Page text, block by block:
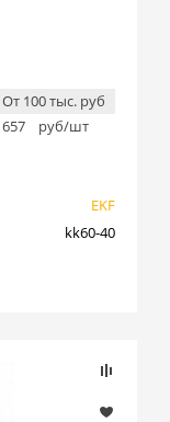
От 100 тыс. руб
657
руб/шт
EKF
kk60-40